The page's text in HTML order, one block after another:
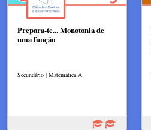
Prepara-te... Monotonia de
uma função
Secundário | Matemática A